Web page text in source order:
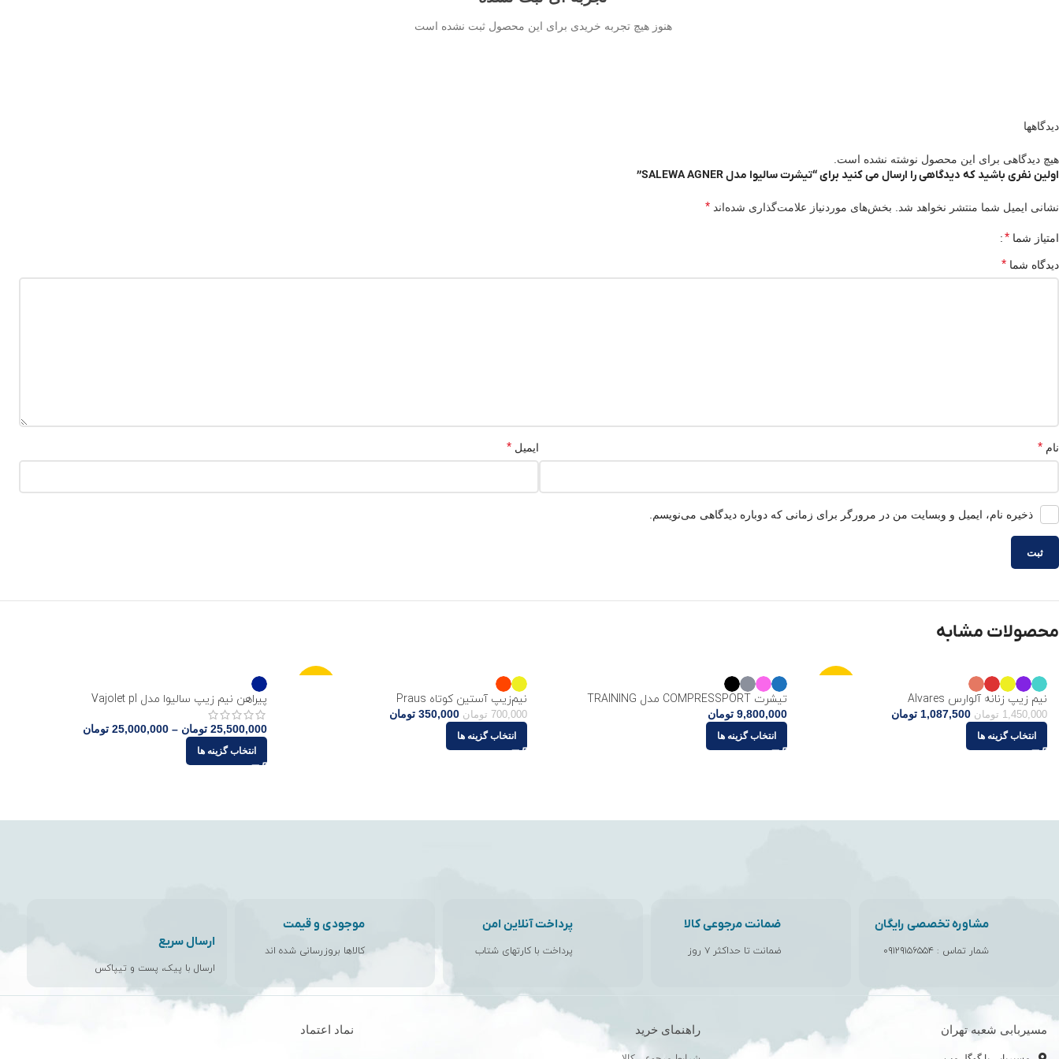
هنوز هیچ تجربه خریدی برای این محصول ثبت نشده است
دیدگاهها
هیچ دیدگاهی برای این محصول نوشته نشده است.
اولین نفری باشید که دیدگاهی را ارسال می کنید برای “تیشرت سالیوا مدل SALEWA AGNER”
نشانی ایمیل شما منتشر نخواهد شد. بخش‌های موردنیاز علامت‌گذاری شده‌اند *
امتیاز شما *
دیدگاه شما *
نام * ایمیل *
ذخیره نام، ایمیل و وبسایت من در مرورگر برای زمانی که دوباره دیدگاهی می‌نویسم.
محصولات مشابه
نیم زیپ زنانه آلوارس Alvares
1,450,000 تومان 1,087,500 تومان
انتخاب گزینه ها
تیشرت COMPRESSPORT مدل TRAINING
9,800,000 تومان
انتخاب گزینه ها
نیم‌زیپ آستین کوتاه Praus
700,000 تومان 350,000 تومان
انتخاب گزینه ها
پیراهن نیم زیپ سالیوا مدل Vajolet pl
25,500,000 تومان –
25,000,000 تومان
انتخاب گزینه ها
مشاوره تخصصی رایگان
شمار تماس : ۰۹۱۲۹۱۵۶۵۵۴
ضمانت مرجوعی کالا
ضمانت تا حداکثر ۷ روز
پرداخت آنلاین امن
پرداخت با کارتهای شتاب
موجودی و قیمت
کالاها بروزرسانی شده اند
ارسال سریع
ارسال با پیک، پست و تیپاکس
مسیربابی شعبه تهران راهنمای خرید نماد اعتماد